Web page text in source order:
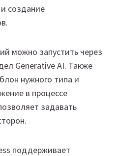
создание
можно запустить через
Generative AI. Также
нужного типа и
в процессе
задавать
поддерживает